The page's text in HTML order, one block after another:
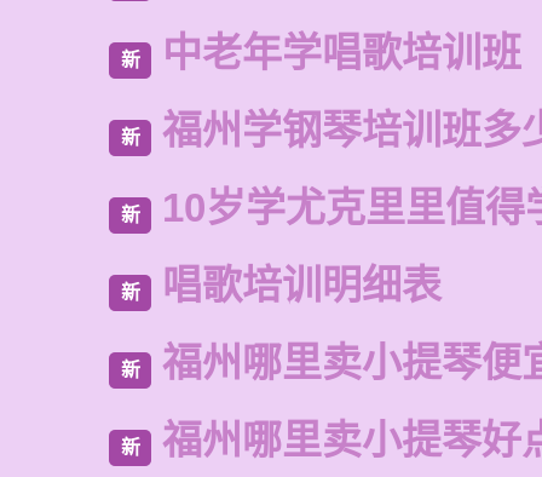
新 中老年学唱歌培训班
新 福州学钢琴培训班多
新 10岁学尤克里里值得
新 唱歌培训明细表
新 福州哪里卖小提琴便
新 福州哪里卖小提琴好